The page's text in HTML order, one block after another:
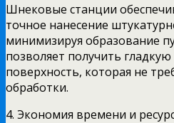
Шнековые станции
точное нанесение
минимизируя образование
позволяет получить
поверхность, которая не
обработки.
4. Экономия времени и